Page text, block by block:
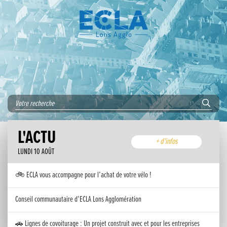
L'ACTU
LUNDI 10 AOÛT
+ d'infos
🚲 ECLA vous accompagne pour l’achat de votre vélo !
Conseil communautaire d’ECLA Lons Agglomération
🚗 Lignes de covoiturage : Un projet construit avec et pour les entreprises